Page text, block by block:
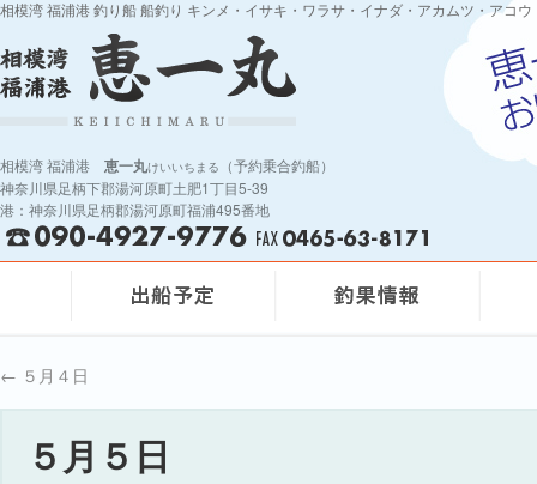
相模湾 福浦港 釣り船 船釣り キンメ・イサキ・ワラサ・イナダ・アカムツ・アコ
相模湾 福浦港 恵一丸けいいちまる
（予約乗合釣船）
神奈川県足柄下郡湯河原町土肥1丁目5-39
港：神奈川県足柄郡湯河原町福浦495番地
← ５月４日
５月５日